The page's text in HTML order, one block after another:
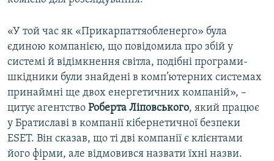
«У той час як «Прикарпаттяобленерго» була
єдиною компанією, що повідомила про збій у
системі й відімкнення світла, подібні програми-
шкідники були знайдені в комп’ютерних системах
принаймні ще двох енергетичних компаній», –
цитує агентство Роберта Ліповського, який працює
у Братиславі в компанії кібернетичної безпеки
ESET. Він сказав, що ті дві компанії є клієнтами
його фірми, але відмовився назвати їхні назви.